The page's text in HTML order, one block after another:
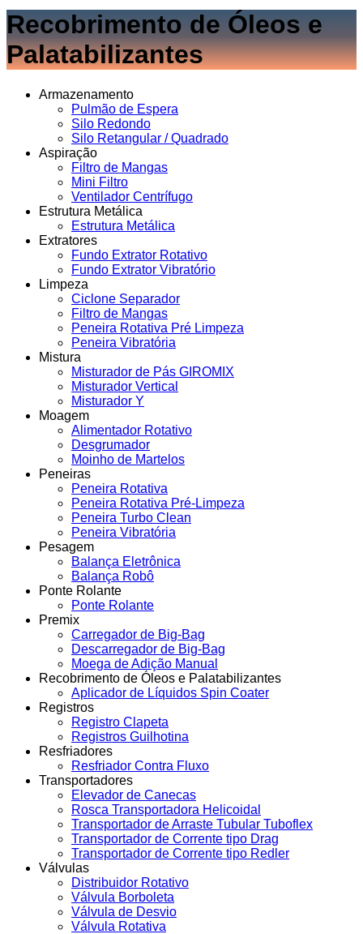
Recobrimento de Óleos e
Palatabilizantes
Armazenamento
Pulmão de Espera
Silo Redondo
Silo Retangular / Quadrado
Aspiração
Filtro de Mangas
Mini Filtro
Ventilador Centrífugo
Estrutura Metálica
Estrutura Metálica
Extratores
Fundo Extrator Rotativo
Fundo Extrator Vibratório
Limpeza
Ciclone Separador
Filtro de Mangas
Peneira Rotativa Pré Limpeza
Peneira Vibratória
Mistura
Misturador de Pás GIROMIX
Misturador Vertical
Misturador Y
Moagem
Alimentador Rotativo
Desgrumador
Moinho de Martelos
Peneiras
Peneira Rotativa
Peneira Rotativa Pré-Limpeza
Peneira Turbo Clean
Peneira Vibratória
Pesagem
Balança Eletrônica
Balança Robô
Ponte Rolante
Ponte Rolante
Premix
Carregador de Big-Bag
Descarregador de Big-Bag
Moega de Adição Manual
Recobrimento de Óleos e Palatabilizantes
Aplicador de Líquidos Spin Coater
Registros
Registro Clapeta
Registros Guilhotina
Resfriadores
Resfriador Contra Fluxo
Transportadores
Elevador de Canecas
Rosca Transportadora Helicoidal
Transportador de Arraste Tubular Tuboflex
Transportador de Corrente tipo Drag
Transportador de Corrente tipo Redler
Válvulas
Distribuidor Rotativo
Válvula Borboleta
Válvula de Desvio
Válvula Rotativa